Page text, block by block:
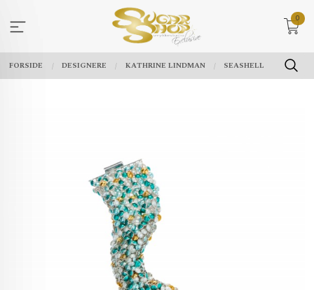
innholdet
0
FORSIDE DESIGNERE KATHRINE LINDMAN SEASHELL